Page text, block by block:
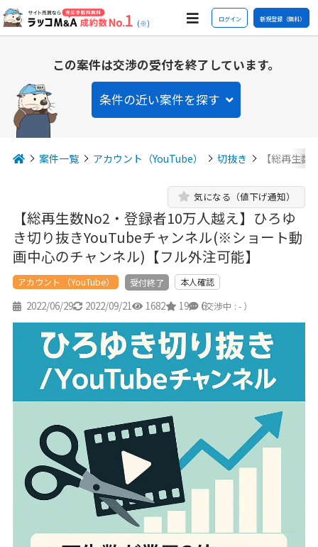
(※) ログイン 新規登録（無料）
この案件は交渉の受付を終了しています。
条件の近い案件を探す
案件一覧 アカウント（YouTube） 切抜き 【総再生
【総再生数No2・登録者10万人越え】ひろゆ
き切り抜きYouTubeチャンネル(※ショート動
画中心のチャンネル)【フル外注可能】
気になる（値下げ通知）
アカウント （YouTube） 受付終了 本人確認
2022/06/29 2022/09/21 1682 19 6
（交渉中 : - ）